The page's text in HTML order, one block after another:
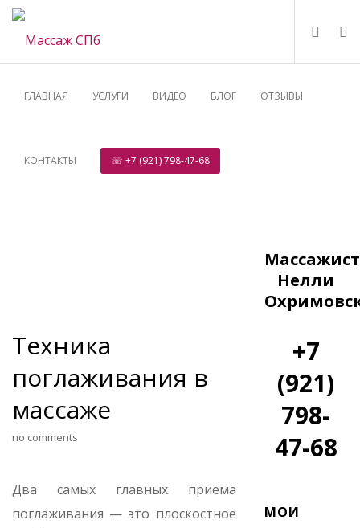
ГЛАВНАЯ УСЛУГИ ВИДЕО БЛОГ ОТЗЫВЫ
КОНТАКТЫ ☏ +7 (921) 798-47-68
Техника
поглаживания в
массаже
no comments
Два самых главных приема
поглаживания — это плоскостное
Массажист
Нелли
+7
(921)
798-
47-68
МОИ